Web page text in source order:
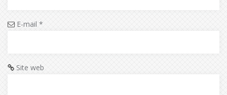
E-mail *
Site web